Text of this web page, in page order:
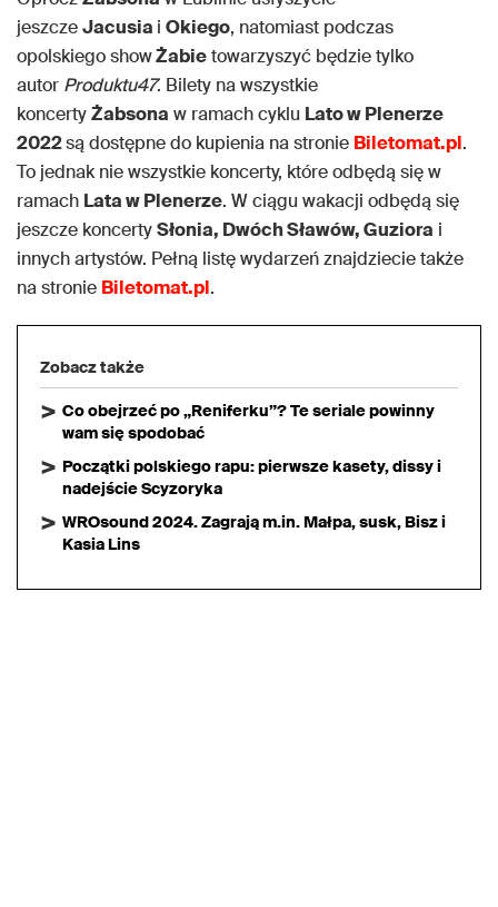
jeszczeJacusia i Okiego, natomiast podczas
opolskiego showŻabietowarzyszyć będzie tylko
autor Produktu47. Bilety na wszystkie
koncertyŻabsona w ramach cyklu Lato w Plenerze
2022są dostępne do kupienia na stronie Biletomat.pl.
To jednak nie wszystkie koncerty, które odbędą się w
ramach Lata w Plenerze. W ciągu wakacji odbędą się
jeszcze koncertySłonia, Dwóch Sławów, Guziora i
innych artystów. Pełną listę wydarzeń znajdziecie także
na stronie Biletomat.pl.
Zobacz także
Co obejrzeć po „Reniferku”? Te seriale powinny
wam się spodobać
Początki polskiego rapu: pierwsze kasety, dissy i
nadejście Scyzoryka
WROsound 2024. Zagrają m.in. Małpa, susk, Bisz i
Kasia Lins